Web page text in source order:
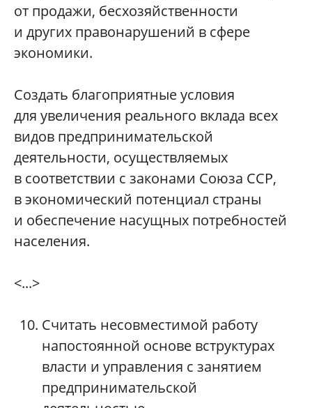
от продажи, бесхозяйственности
и других правонарушений в сфере
экономики.
Создать благоприятные условия
для увеличения реального вклада всех
видов предпринимательской
деятельности, осуществляемых
в соответствии с законами Союза ССР,
в экономический потенциал страны
и обеспечение насущных потребностей
населения.
<...>
Считать несовместимой работу
напостоянной основе вструктурах
власти и управления с занятием
предпринимательской